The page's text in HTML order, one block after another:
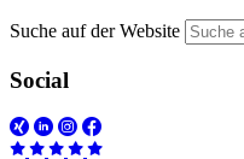
Suche auf der Website
Social